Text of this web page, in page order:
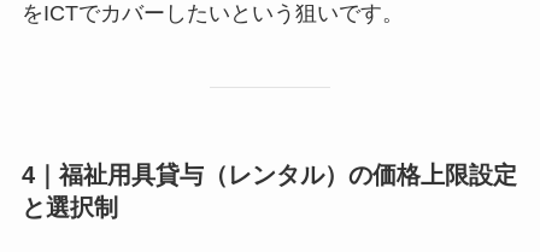
をICTでカバーしたいという狙いです。
4｜福祉用具貸与（レンタル）の価格上限設定
と選択制